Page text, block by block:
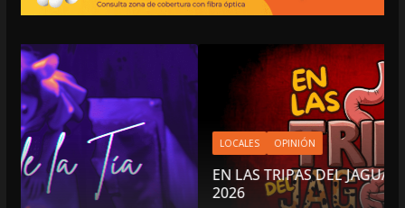
LOCALES OPINIÓN
EN LAS TRIPAS DEL JAGUAR: 06 DE AGOSTO DE
2026